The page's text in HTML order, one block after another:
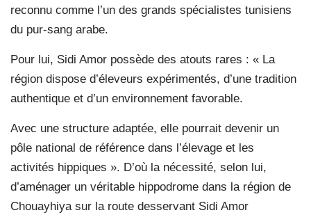
reconnu comme l’un des grands spécialistes tunisiens
du pur-sang arabe.
Pour lui, Sidi Amor possède des atouts rares : « La
région dispose d’éleveurs expérimentés, d’une tradition
authentique et d’un environnement favorable.
Avec une structure adaptée, elle pourrait devenir un
pôle national de référence dans l’élevage et les
activités hippiques ». D’où la nécessité, selon lui,
d’aménager un véritable hippodrome dans la région de
Chouayhiya sur la route desservant Sidi Amor